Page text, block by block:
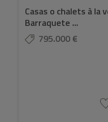
Casas o chalets à la
Barraquete ...
795.000 €